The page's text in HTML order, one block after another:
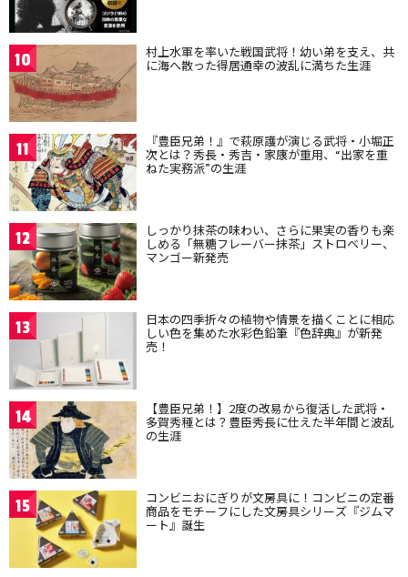
10 村上水軍を率いた戦国武将！幼い弟を支え、共
に海へ散った得居通幸の波乱に満ちた生涯
11 『豊臣兄弟！』で萩原護が演じる武将・小堀正
次とは？秀長・秀吉・家康が重用、“出家を重
ねた実務派”の生涯
12 しっかり抹茶の味わい、さらに果実の香りも楽
しめる「無糖フレーバー抹茶」ストロベリー、
マンゴー新発売
13 日本の四季折々の植物や情景を描くことに相応
しい色を集めた水彩色鉛筆『色辞典』が新発
売！
14 【豊臣兄弟！】2度の改易から復活した武将・
多賀秀種とは？豊臣秀長に仕えた半年間と波乱
の生涯
15 コンビニおにぎりが文房具に！コンビニの定番
商品をモチーフにした文房具シリーズ『ジムマ
ート』誕生